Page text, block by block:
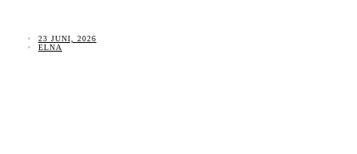
23 JUNI, 2026
ELNA